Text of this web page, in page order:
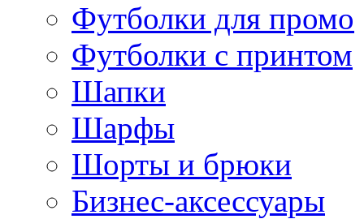
Футболки для промо
Футболки с принтом
Шапки
Шарфы
Шорты и брюки
Бизнес-аксессуары